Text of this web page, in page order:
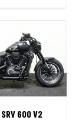
SRV 600 V2